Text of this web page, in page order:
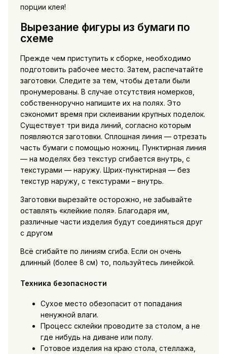
порции клея!
Вырезание фигуры из бумаги по
схеме
Прежде чем приступить к сборке, необходимо
подготовить рабочее место. Затем, распечатайте
заготовки. Следите за тем, чтобы детали были
пронумерованы. В случае отсутствия номерков,
собственноручно напишите их на полях. Это
сэкономит время при склеивании крупных поделок.
Существует три вида линий, согласно которым
появляются заготовки. Сплошная линия — отрезать
часть бумаги с помощью ножниц. Пунктирная линия
— на моделях без текстур сгибается внутрь, с
текстурами — наружу. Шрих-пунктирная — без
текстур наружу, с текстурами – внутрь.
Заготовки вырезайте осторожно, не забывайте
оставлять «клейкие поля». Благодаря им,
различные части изделия будут соединяться друг
с другом
Всё сгибайте по линиям сгиба. Если он очень
длинный (более 8 см) то, пользуйтесь линейкой.
Техника безопасности
Сухое место обезопасит от попадания
ненужной влаги.
Процесс склейки проводите за столом, а не
где нибудь на диване или полу.
Готовое изделия на краю стола, стеллажа,